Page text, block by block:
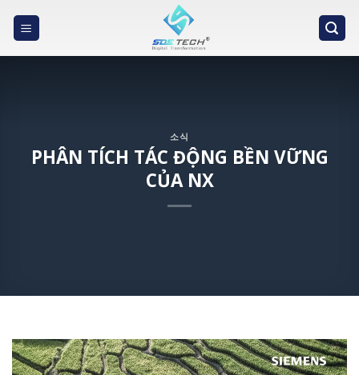
소식
PHÂN TÍCH TÁC ĐỘNG BỀN VỮNG
CỦA NX